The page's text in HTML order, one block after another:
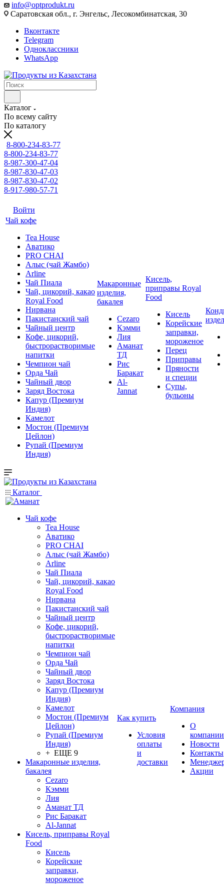
info@optprodukt.ru
Саратовская обл., г. Энгельс, Лесокомбинатская, 30
Вконтакте
Telegram
Одноклассники
WhatsApp
Каталог
По всему сайту
По каталогу
8-800-234-83-77
8-800-234-83-77
8-987-300-47-04
8-987-830-47-03
8-987-830-47-02
8-917-980-57-71
Войти
Чай кофе
Tea House
Аватико
PRO CHAI
Алыс (чай Жамбо)
Arline
Чай Пиала
Чай, цикорий, какао
Royal Food
Нирвана
Пакистанский чай
Чайный центр
Кофе, цикорий,
быстрорастворимые
напитки
Чемпион чай
Орда Чай
Чайный двор
Заряд Востока
Капур (Премиум
Индия)
Камелот
Мостон (Премиум
Цейлон)
Рупай (Премиум
Индия)
Макаронные
изделия,
бакалея
Cezaro
Кэмми
Лия
Аманат
ТД
Рис
Баракат
Al-
Jannat
Кисель,
приправы Royal
Food
Кисель
Корейские
заправки,
мороженое
Перец
Приправы
Пряности
и специи
Супы,
бульоны
Каталог
Чай кофе
Tea House
Аватико
PRO CHAI
Алыс (чай Жамбо)
Arline
Чай Пиала
Чай, цикорий, какао
Royal Food
Нирвана
Пакистанский чай
Чайный центр
Кофе, цикорий,
быстрорастворимые
напитки
Чемпион чай
Орда Чай
Чайный двор
Заряд Востока
Капур (Премиум
Индия)
Камелот
Мостон (Премиум
Цейлон)
Рупай (Премиум
Индия)
+ ЕЩЕ 9
Макаронные изделия,
бакалея
Cezaro
Кэмми
Лия
Аманат ТД
Рис Баракат
Al-Jannat
Кисель, приправы Royal
Food
Кисель
Корейские
заправки,
мороженое
Как купить
Условия
оплаты
и
доставки
Компания
О
компании
Новости
Контакты
Акции